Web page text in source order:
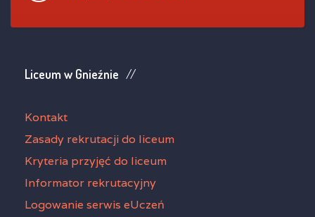
Liceum w Gnieźnie
Kontakt
Zasady rekrutacji do liceum
Kryteria przyjęć do liceum
Informator rekrutacyjny
Logowanie serwis eUczeń